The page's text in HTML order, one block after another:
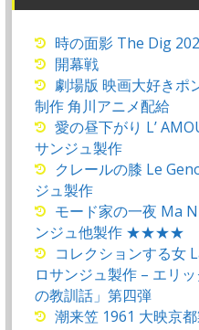
時の面影 The Dig
開幕戦
劇場版 映画大好きポ
制作 角川アニメ配給
愛の昼下がり L’
サンジュ製作
クレールの膝 Le
ジュ製作
モード家の一夜 Ma
ンジュ他製作 ★★★★
コレクションする女
ロサンジュ製作 – エリ
の教訓話」第四弾
潮来笠 1961 大映京